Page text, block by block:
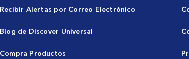
Recibir Alertas por Correo Electrónico
Blog de Discover Universal
Compra Productos